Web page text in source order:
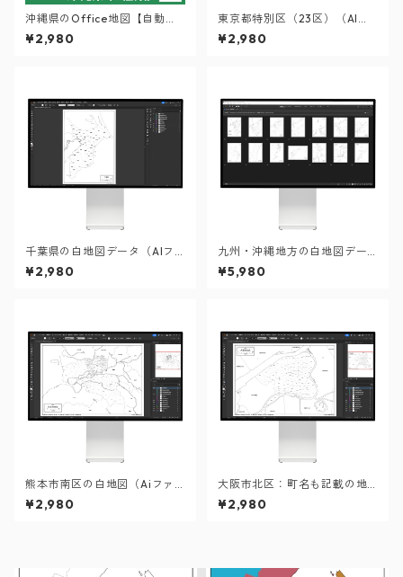
沖縄県のOffice地図【自動色
塗り機能付き】
¥2,980
東京都特別区（23区）（AIフ
ァイル）
¥2,980
千葉県の白地図データ（AIフ
ァイル）
¥2,980
九州・沖縄地方の白地図デー
タセット
¥5,980
熊本市南区の白地図（Aiファ
イル）
¥2,980
大阪市北区：町名も記載の地
図データ（PDF・Aiファイ
ル）
¥2,980